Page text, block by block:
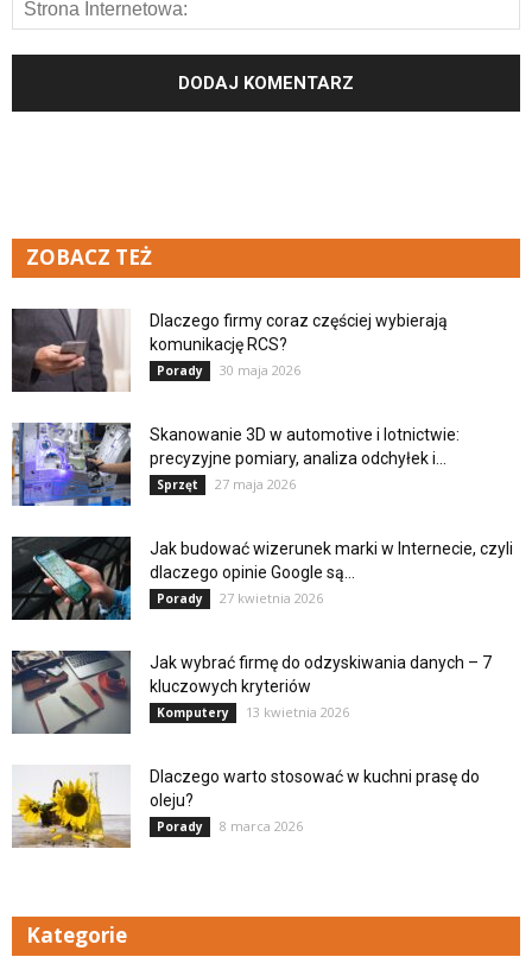
ZOBACZ TEŻ
Dlaczego firmy coraz częściej wybierają
komunikację RCS?
Porady 30 maja 2026
Skanowanie 3D w automotive i lotnictwie:
precyzyjne pomiary, analiza odchyłek i...
Sprzęt 27 maja 2026
Jak budować wizerunek marki w Internecie, czyli
dlaczego opinie Google są...
Porady 27 kwietnia 2026
Jak wybrać firmę do odzyskiwania danych – 7
kluczowych kryteriów
Komputery 13 kwietnia 2026
Dlaczego warto stosować w kuchni prasę do
oleju?
Porady 8 marca 2026
Kategorie